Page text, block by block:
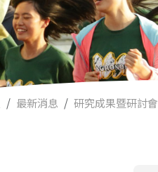
最新消息 研究成果暨研討會